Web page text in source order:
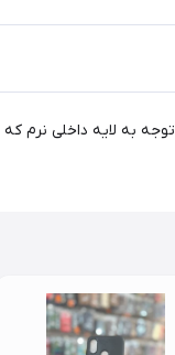
توجه به لایه داخلی